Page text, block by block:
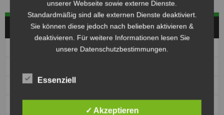
HERREN
1. MSC Seelze e.V. im ADAC
unserer Webseite sowie externe Dienste.
Standardmäßig sind alle externen Dienste deaktiviert.
Sie können diese jedoch nach belieben aktivieren &
deaktivieren. Für weitere Informationen lesen Sie
unsere Datenschutzbestimmungen.
Essenziell
✓ Akzeptieren